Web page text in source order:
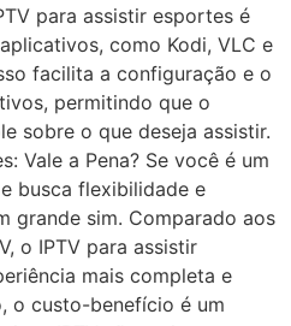
para assistir esportes é
como Kodi, VLC e
facilita a configuração e o
permitindo que o
sobre o que deseja assistir.
Vale a Pena? Se você é um
busca flexibilidade e
grande sim. Comparado aos
o IPTV para assistir
mais completa e
o custo-benefício é um